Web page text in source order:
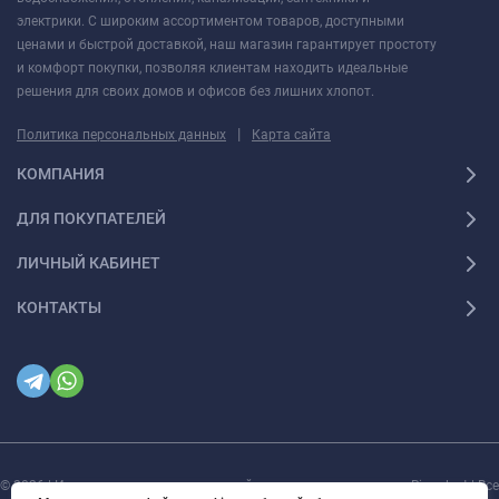
электрики. С широким ассортиментом товаров, доступными
ценами и быстрой доставкой, наш магазин гарантирует простоту
и комфорт покупки, позволяя клиентам находить идеальные
решения для своих домов и офисов без лишних хлопот.
Политика персональных данных | Карта сайта
КОМПАНИЯ
ДЛЯ ПОКУПАТЕЛЕЙ
ЛИЧНЫЙ КАБИНЕТ
КОНТАКТЫ
© 2026 | Интернет магазин инженерной сантехники и электрики Rigaplast | Все